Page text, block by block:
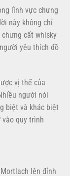
lĩnh vực chưng
này không chỉ
cất whisky
yêu thích đồ
vị thế của
người nói
biệt và khác biệt
vào quy trình
lên đỉnh